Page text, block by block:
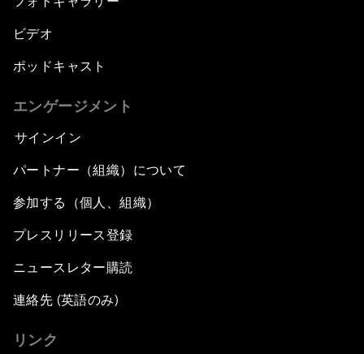
ビデオ
ポッドキャスト
エンゲージメント
サインイン
パートナー（組織）について
参加する（個人、組織）
プレスリリース登録
ニュースレター購読
連絡先 (英語のみ)
リンク